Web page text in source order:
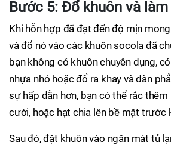
Bước 5: Đổ khuôn và
Khi hỗn hợp đã đạt đến độ mịn
và đổ nó vào các khuôn socola đã
bạn không có khuôn chuyên dụng,
nhựa nhỏ hoặc đổ ra khay và dàn
sự hấp dẫn hơn, bạn có thể rắc thêm
cười, hoặc hạt chia lên bề mặt trước
Sau đó, đặt khuôn vào ngăn mát tủ